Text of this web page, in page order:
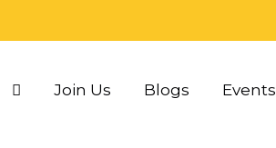
Join Us Blogs Events